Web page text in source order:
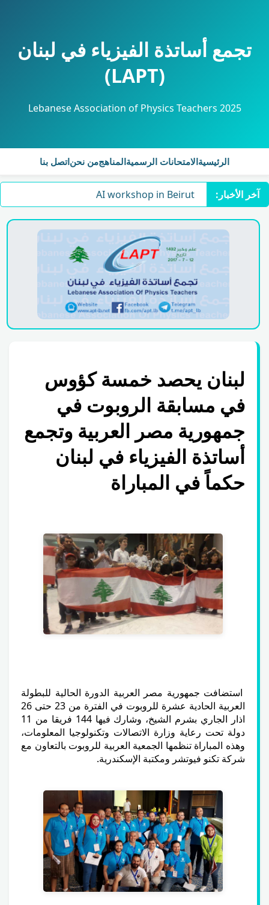
تجمع أساتذة الفيزياء في لبنان
(LAPT)
Lebanese Association of Physics Teachers 2025
الرئيسيةالامتحانات الرسميةالمناهجمن نحناتصل بنا
آخر الأخبار: AI workshop in Beirut
لبنان يحصد خمسة كؤوس
في مسابقة الروبوت في
جمهورية مصر العربية وتجمع
أساتذة الفيزياء في لبنان
حكماً في المباراة
استضافت جمهورية مصر العربية الدورة الحالية للبطولة
العربية الحادية عشرة للروبوت في الفترة من 23 حتى 26
اذار الجاري بشرم الشيخ، وشارك فيها 144 فريقا من 11
دولة تحت رعاية وزارة الاتصالات وتكنولوجيا المعلومات،
وهذه المباراة تنظمها الجمعية العربية للروبوت بالتعاون مع
شركة تكنو فيوتشر ومكتبة الإسكندرية.